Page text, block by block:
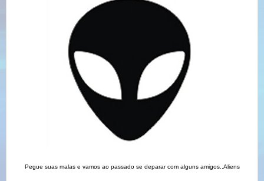
Pegue suas malas e vamos ao passado se deparar com alguns amigos..Aliens